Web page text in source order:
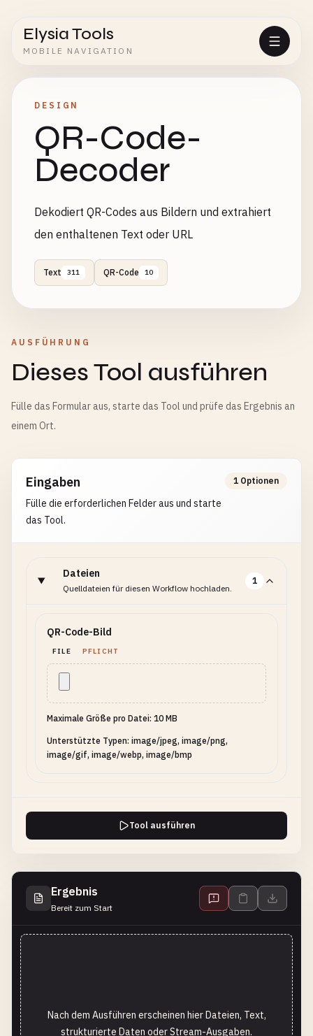
Elysia Tools
MOBILE NAVIGATION
DESIGN
QR-Code-
Decoder
Dekodiert QR-Codes aus Bildern und extrahiert
den enthaltenen Text oder URL
Text 311 QR-Code 10
AUSFÜHRUNG
Dieses Tool ausführen
Fülle das Formular aus, starte das Tool und prüfe das Ergebnis an
einem Ort.
Eingaben
Fülle die erforderlichen Felder aus und starte
das Tool.
1 Optionen
Dateien
Quelldateien für diesen Workflow hochladen.
1
QR-Code-Bild
FILE PFLICHT
Maximale Größe pro Datei: 10 MB
Unterstützte Typen: image/jpeg, image/png,
image/gif, image/webp, image/bmp
Tool ausführen
Ergebnis
Bereit zum Start
Nach dem Ausführen erscheinen hier Dateien, Text,
strukturierte Daten oder Stream-Ausgaben.